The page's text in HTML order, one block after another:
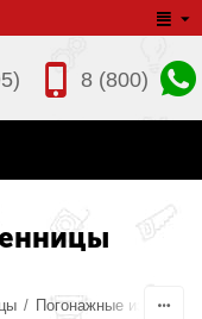
8 (800)
/ Погонажные изделия